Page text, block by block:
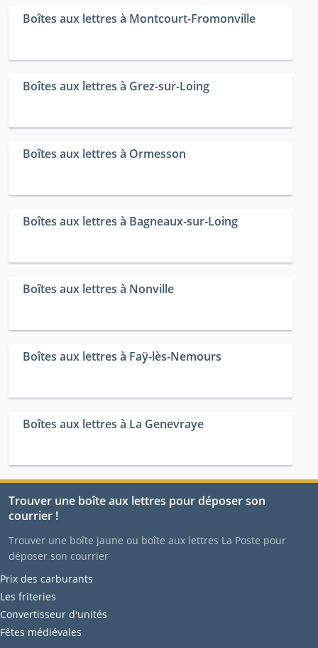
Boîtes aux lettres à Montcourt-Fromonville
Boîtes aux lettres à Grez-sur-Loing
Boîtes aux lettres à Ormesson
Boîtes aux lettres à Bagneaux-sur-Loing
Boîtes aux lettres à Nonville
Boîtes aux lettres à Faÿ-lès-Nemours
Boîtes aux lettres à La Genevraye
Trouver une boîte aux lettres pour déposer son
courrier !
Trouver une boîte jaune ou boîte aux lettres La Poste pour
déposer son courrier
Prix des carburants
Les friteries
Convertisseur d'unités
Fêtes médiévales